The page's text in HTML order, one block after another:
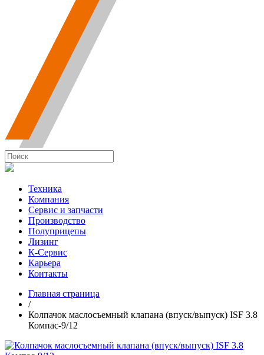
Техника
Компания
Сервис и запчасти
Производство
Полуприцепы
Лизинг
К-Сервис
Карьера
Контакты
Главная страница
/
Колпачок маслосъемный клапана (впуск/выпуск) ISF 3.8
Компас-9/12